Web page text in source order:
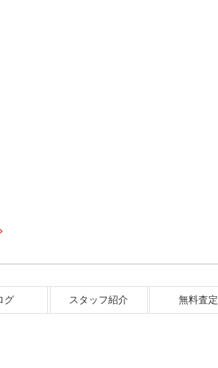
グ スタッフ紹介 無料査定